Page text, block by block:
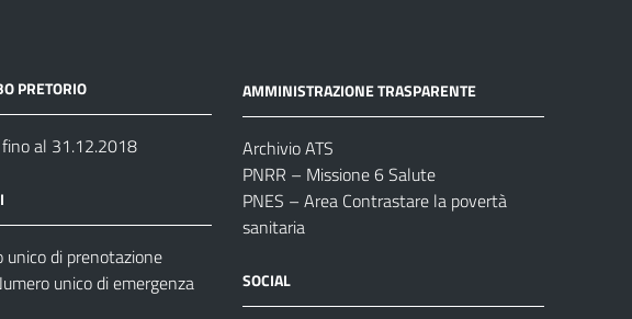
PRETORIO
al 31.12.2018
unico di prenotazione
unico di emergenza
AMMINISTRAZIONE TRASPARENTE
Archivio ATS
PNRR – Missione 6 Salute
PNES – Area Contrastare la povertà
sanitaria
SOCIAL